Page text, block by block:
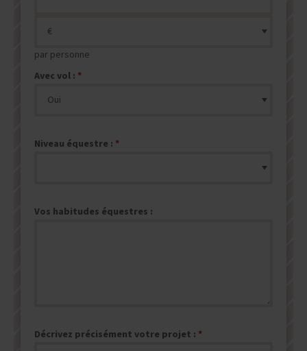
par personne
Avec vol :
Niveau équestre :
Vos habitudes équestres :
Décrivez précisément votre projet :